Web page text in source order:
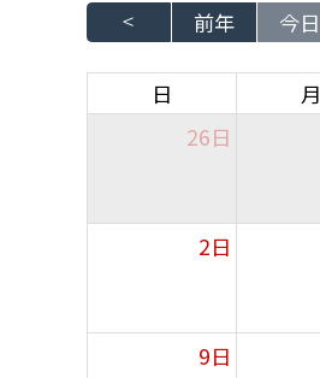
前年 今日
日 月
26日
2日
9日